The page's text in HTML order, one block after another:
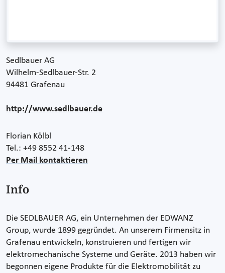
Sedlbauer AG
Wilhelm-Sedlbauer-Str. 2
94481 Grafenau
http://www.sedlbauer.de
Florian Kölbl
Tel.: +49 8552 41-148
Per Mail kontaktieren
Info
Die SEDLBAUER AG, ein Unternehmen der EDWANZ
Group, wurde 1899 gegründet. An unserem Firmensitz in
Grafenau entwickeln, konstruieren und fertigen wir
elektromechanische Systeme und Geräte. 2013 haben wir
begonnen eigene Produkte für die Elektromobilität zu